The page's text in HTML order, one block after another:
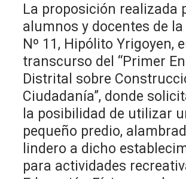
La proposición realizada
alumnos y docentes de la
Nº 11, Hipólito Yrigoyen,
transcurso del “Primer
Distrital sobre
Ciudadanía”, donde
la posibilidad de utilizar
pequeño predio,
lindero a dicho
para actividades